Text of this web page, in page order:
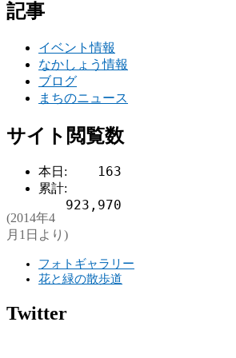
記事
イベント情報
なかしょう情報
ブログ
まちのニュース
サイト閲覧数
本日: 163
累計:
923,970
(2014年4
月1日より)
フォトギャラリー
花と緑の散歩道
Twitter